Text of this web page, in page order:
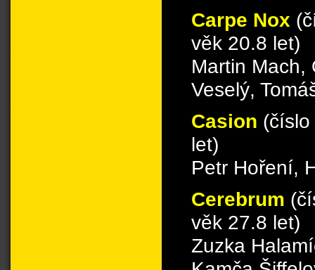
Carpe Nox
věk 20.8 let)
Martin Mach,
Veselý,
Casion (číslo
let)
Petr Hoření,
Cerebrum
věk 27.8 let)
Zuzka